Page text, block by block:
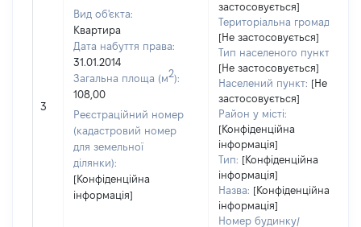
3
Вид об'єкта:
Квартира
Дата набуття права:
31.01.2014
Загальна площа (м2):
108,00
Реєстраційний номер
(кадастровий номер
для земельної
ділянки):
[Конфіденційна
інформація]
застосовується]
Територіальна громада:
[Не застосовується]
Тип населеного пункту:
[Не застосовується]
Населений пункт: [Не
застосовується]
Район у місті:
[Конфіденційна
інформація]
Тип: [Конфіденційна
інформація]
Назва: [Конфіденційна
інформація]
Номер будинку/